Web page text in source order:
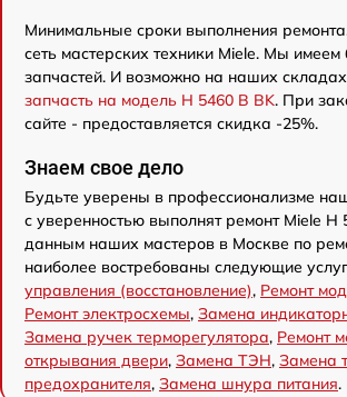
Минимальные сроки выполнения
сеть мастерских техники Miele. Мы имеем
запчастей. И возможно на наших складах
запчасть на модель H 5460 B BK. При
сайте - предоставляется скидка -25%.
Знаем свое дело
Будьте уверены в профессионализме
с уверенностью выполнят ремонт Miele H
данным наших мастеров в Москве по
наиболее востребованы следующие
управления (восстановление), Ремонт
Ремонт электросхемы, Замена
Замена ручек терморегулятора, Ремонт
открывания двери, Замена ТЭН, Замена
предохранителя, Замена шнура питания.